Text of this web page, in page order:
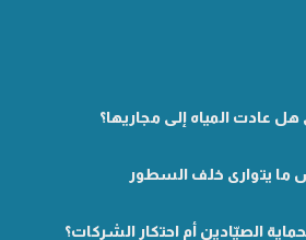
عادت المياه إلى مجاريها؟
ما يتوارى خلف السطور
الصيّادين أم احتكار الشركات؟